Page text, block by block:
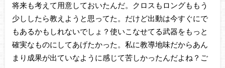
将来も考えて用意しておいたんだ。クロスもロングももう
少ししたら教えようと思ってた。だけど出動は今すぐにで
もあるかもしれないでしょ？使いこなせてる武器をもっと
確実なものにしてあげたかった。私に教導地味だからあん
まり成果が出ていなように感じて苦しかったんだよね？ご